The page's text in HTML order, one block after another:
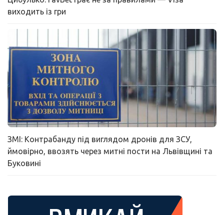
виходить із гри
ЗМІ: Контрабанду під виглядом дронів для ЗСУ,
ймовірно, ввозять через митні пости на Львівщині та
Буковині